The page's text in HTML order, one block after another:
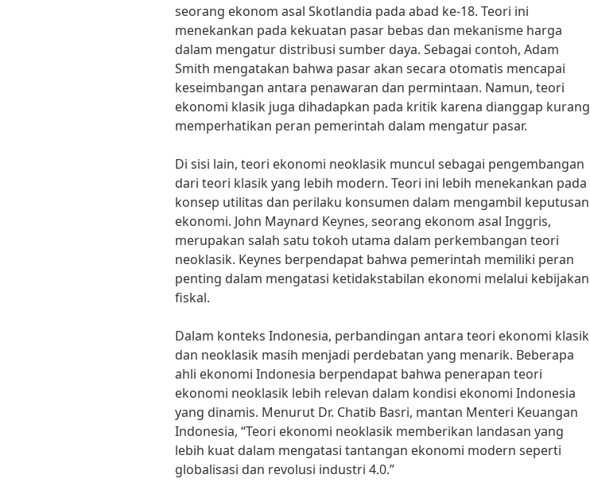
seorang ekonom asal Skotlandia pada abad ke-18. Teori ini
menekankan pada kekuatan pasar bebas dan mekanisme harga
dalam mengatur distribusi sumber daya. Sebagai contoh, Adam
Smith mengatakan bahwa pasar akan secara otomatis mencapai
keseimbangan antara penawaran dan permintaan. Namun, teori
ekonomi klasik juga dihadapkan pada kritik karena dianggap kurang
memperhatikan peran pemerintah dalam mengatur pasar.
Di sisi lain, teori ekonomi neoklasik muncul sebagai pengembangan
dari teori klasik yang lebih modern. Teori ini lebih menekankan pada
konsep utilitas dan perilaku konsumen dalam mengambil keputusan
ekonomi. John Maynard Keynes, seorang ekonom asal Inggris,
merupakan salah satu tokoh utama dalam perkembangan teori
neoklasik. Keynes berpendapat bahwa pemerintah memiliki peran
penting dalam mengatasi ketidakstabilan ekonomi melalui kebijakan
fiskal.
Dalam konteks Indonesia, perbandingan antara teori ekonomi klasik
dan neoklasik masih menjadi perdebatan yang menarik. Beberapa
ahli ekonomi Indonesia berpendapat bahwa penerapan teori
ekonomi neoklasik lebih relevan dalam kondisi ekonomi Indonesia
yang dinamis. Menurut Dr. Chatib Basri, mantan Menteri Keuangan
Indonesia, “Teori ekonomi neoklasik memberikan landasan yang
lebih kuat dalam mengatasi tantangan ekonomi modern seperti
globalisasi dan revolusi industri 4.0.”